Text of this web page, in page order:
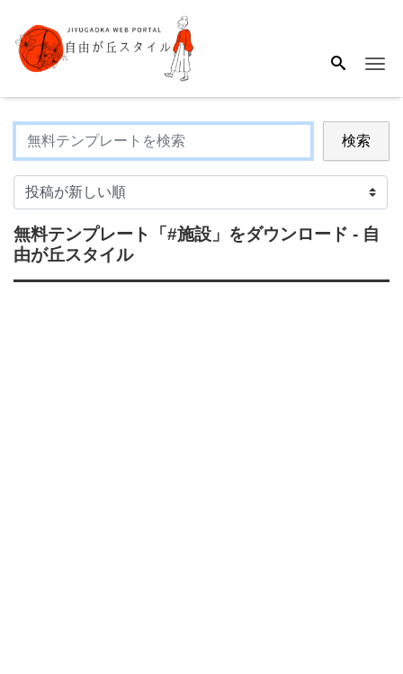
検索
無料テンプレート 「#施設」 をダウンロード - 自
由が丘スタイル